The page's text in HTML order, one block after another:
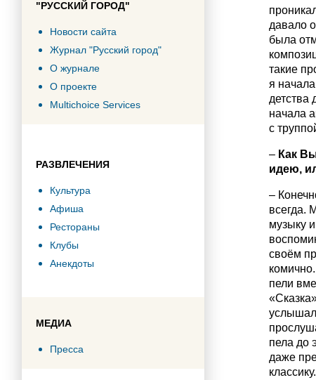
"РУССКИЙ ГОРОД"
Новости сайта
Журнал "Русский город"
О журнале
О проекте
Multichoice Services
РАЗВЛЕЧЕНИЯ
Культура
Афиша
Рестораны
Клубы
Анекдоты
МЕДИА
Пресса
давало
была
такие
я
детства
начала
с
– Как
идею,
–
всегда.
музыку
своём
пели
услышал
пела до
даже